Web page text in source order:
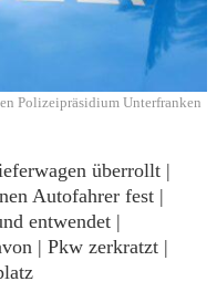
Polizeipräsidium Unterfranken
überrollt |
Autofahrer fest |
entwendet |
| Pkw zerkratzt |